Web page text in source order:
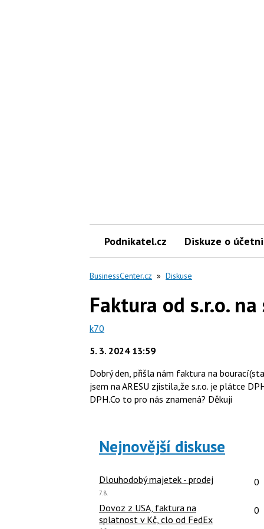
Podnikatel.cz Diskuze o
BusinessCenter.cz » Diskuse
Faktura od s.r.o.
k70
5. 3. 2024 13:59
Dobrý den, přišla nám faktura na
jsem na ARESU zjistila,že s.r.o. je plátce
DPH.Co to pro nás znamená? Děkuji
Nejnovější diskuse
Dlouhodobý majetek - prodej 0
Poslední
7.8.
Dovoz z USA, faktura na
splatnost v Kč, clo od FedEx
0